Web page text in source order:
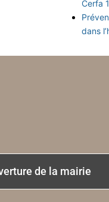
Cerfa
dans
de la mairie